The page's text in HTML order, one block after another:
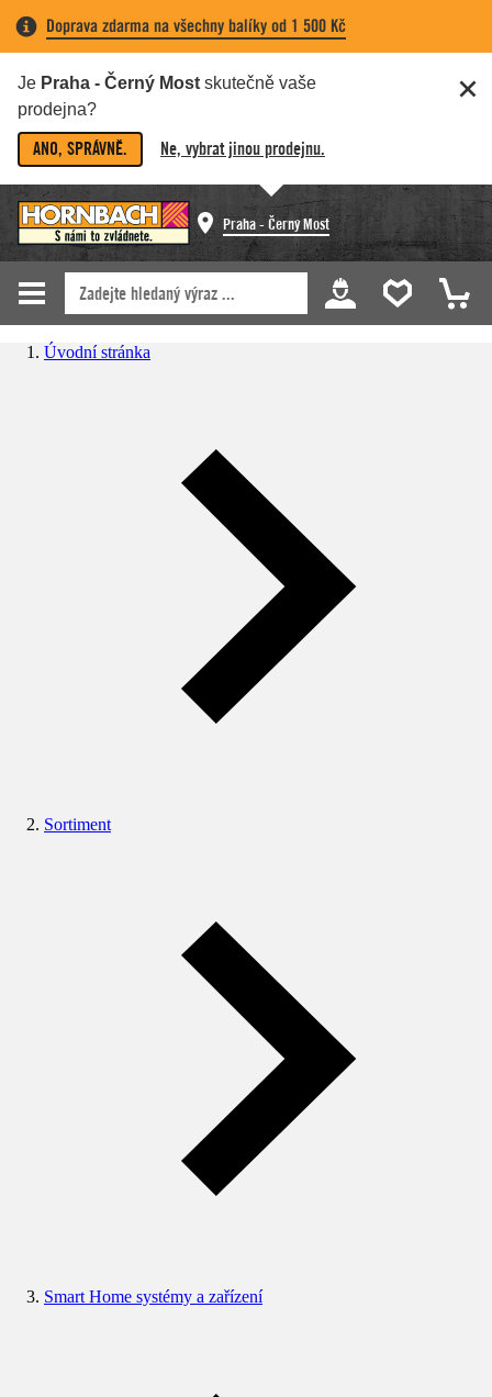
Doprava zdarma na všechny balíky od 1 500 Kč
Je Praha - Černý Most skutečně vaše
prodejna?
ANO, SPRÁVNĚ. Ne, vybrat jinou prodejnu.
Praha - Černý Most
Úvodní stránka
Sortiment
Smart Home systémy a zařízení